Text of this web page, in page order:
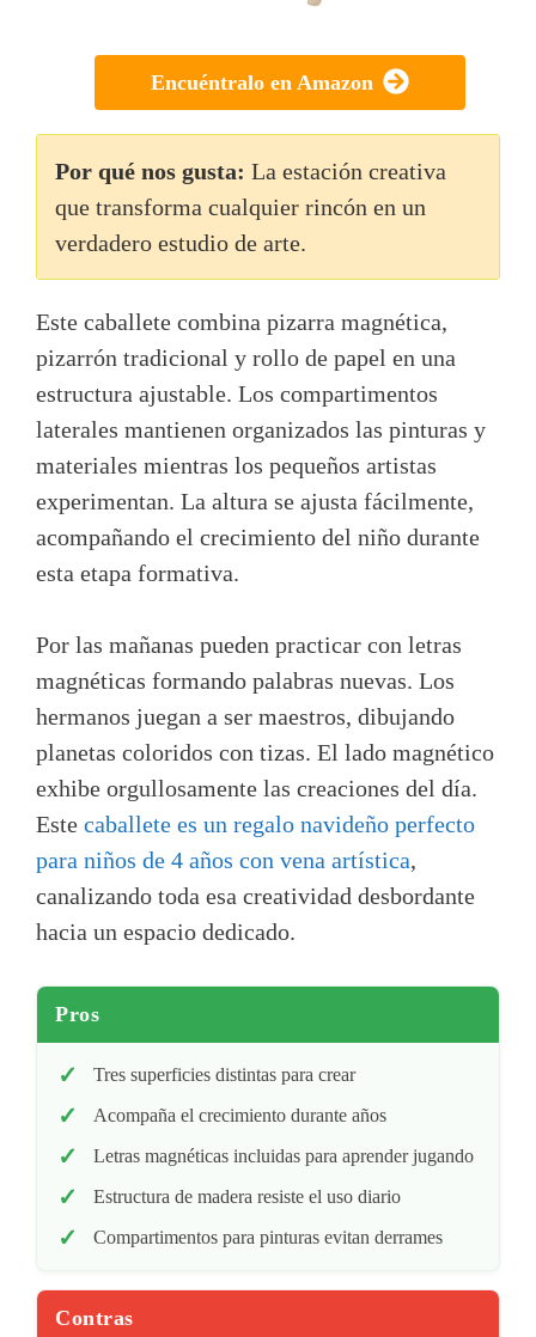
Encuéntralo en Amazon
Por qué nos gusta: La estación creativa
que transforma cualquier rincón en un
verdadero estudio de arte.
Este caballete combina pizarra magnética,
pizarrón tradicional y rollo de papel en una
estructura ajustable. Los compartimentos
laterales mantienen organizados las pinturas y
materiales mientras los pequeños artistas
experimentan. La altura se ajusta fácilmente,
acompañando el crecimiento del niño durante
esta etapa formativa.
Por las mañanas pueden practicar con letras
magnéticas formando palabras nuevas. Los
hermanos juegan a ser maestros, dibujando
planetas coloridos con tizas. El lado magnético
exhibe orgullosamente las creaciones del día.
Este caballete es un regalo navideño perfecto
para niños de 4 años con vena artística,
canalizando toda esa creatividad desbordante
hacia un espacio dedicado.
Pros
Tres superficies distintas para crear
Acompaña el crecimiento durante años
Letras magnéticas incluidas para aprender jugando
Estructura de madera resiste el uso diario
Compartimentos para pinturas evitan derrames
Contras